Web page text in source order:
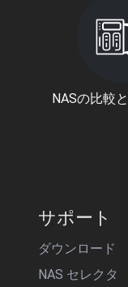
NASの比較
サポート
ダウンロード
NAS セレクタ